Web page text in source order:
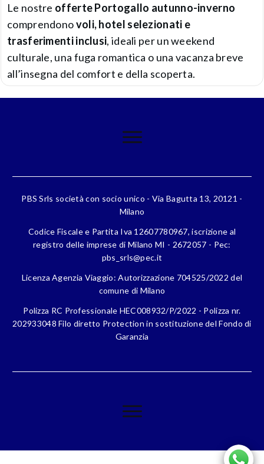
Le nostre offerte Portogallo autunno-inverno
comprendonovoli, hotel selezionati e
trasferimenti inclusi, ideali per un weekend
culturale, una fuga romantica o una vacanza breve
all’insegna del comfort e della scoperta.
PBS Srls società con socio unico - Via Bagutta 13, 20121 -
Milano
Codice Fiscale e Partita Iva 12607780967, iscrizione al
registro delle imprese di Milano MI - 2672057 - Pec:
pbs_srls@pec.it
Licenza Agenzia Viaggio: Autorizzazione 704525/2022 del
comune di Milano
Polizza RC Professionale HEC008932/P/2022 - Polizza nr.
202933048 Filo diretto Protection in sostituzione del Fondo di
Garanzia